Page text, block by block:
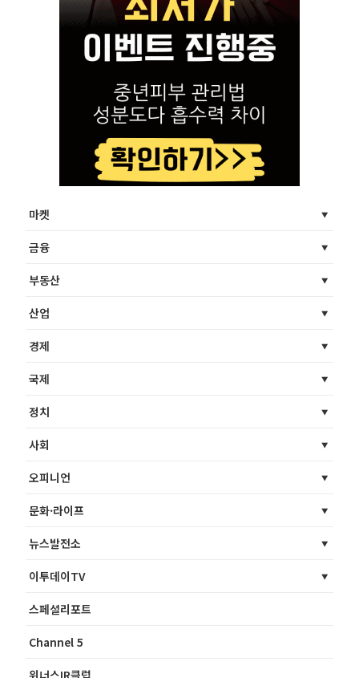
마켓
금융
부동산
산업
경제
국제
정치
사회
오피니언
문화·라이프
뉴스발전소
이투데이TV
스페셜리포트
Channel 5
위너스IR클럽